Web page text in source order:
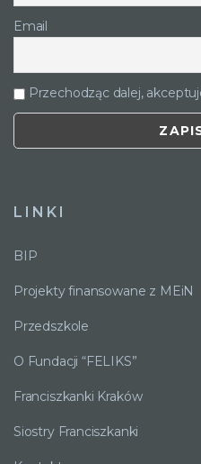
Email
Przechodząc dalej,
LINKI
BIP
Projekty finansowane z MEiN
Przedszkole
O Fundacji “FELIKS”
Franciszkanki Kraków
Siostry Franciszkanki